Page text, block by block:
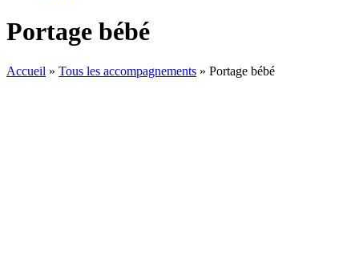
Portage bébé
Accueil » Tous les accompagnements » Portage bébé